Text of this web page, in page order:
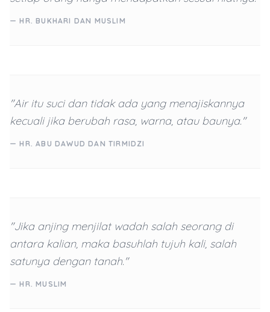
— HR. BUKHARI DAN MUSLIM
"Air itu suci dan tidak ada yang menajiskannya
kecuali jika berubah rasa, warna, atau baunya."
— HR. ABU DAWUD DAN TIRMIDZI
"Jika anjing menjilat wadah salah seorang di
antara kalian, maka basuhlah tujuh kali, salah
satunya dengan tanah."
— HR. MUSLIM